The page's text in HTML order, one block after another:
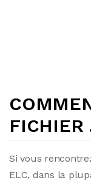
FICHIER
Si vous
ELC, dans la